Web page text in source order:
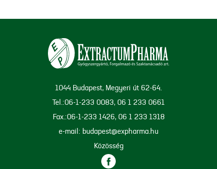
1044 Budapest, Megyeri út 62-64.
Tel.:06-1-233 0083, 06 1 233 0661
Fax.:06-1-233 1426, 06 1 233 1318
e-mail: budapest@expharma.hu
Közösség